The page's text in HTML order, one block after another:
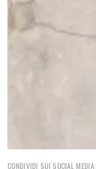
CONDIVIDI SUI SOCIAL MEDIA: